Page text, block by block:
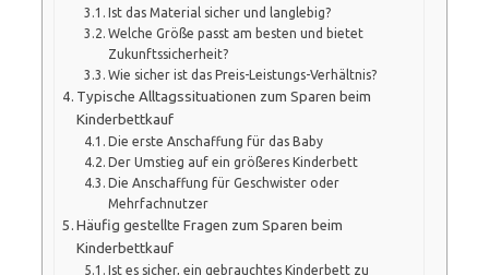
Ist das Material sicher und langlebig?
Welche Größe passt am besten und bietet
Zukunftssicherheit?
Wie sicher ist das Preis-Leistungs-Verhältnis?
Typische Alltagssituationen zum Sparen beim
Kinderbettkauf
Die erste Anschaffung für das Baby
Der Umstieg auf ein größeres Kinderbett
Die Anschaffung für Geschwister oder
Mehrfachnutzer
Häufig gestellte Fragen zum Sparen beim
Kinderbettkauf
Ist es sicher, ein gebrauchtes Kinderbett zu